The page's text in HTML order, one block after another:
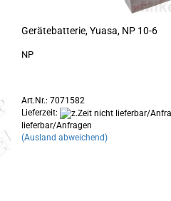
Gerätebatterie, Yuasa, NP 10-6
NP
Art.Nr.: 7071582
Lieferzeit:
lieferbar/Anfragen
(Ausland abweichend)